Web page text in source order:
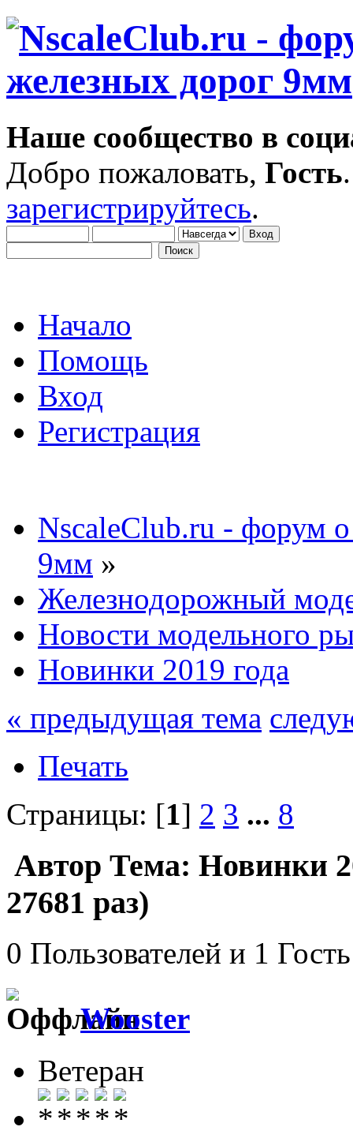
Наше сообщество в
Добро пожаловать, Гость
зарегистрируйтесь.
Начало
Помощь
Вход
Регистрация
NscaleClub.ru - форум
9мм »
Железнодорожный
Новости модельного
Новинки 2019 года
« предыдущая тема
Печать
Страницы: [1] 2 3 ... 8
Автор Тема: Новинки
27681 раз)
0 Пользователей и 1
Wooster
Ветеран